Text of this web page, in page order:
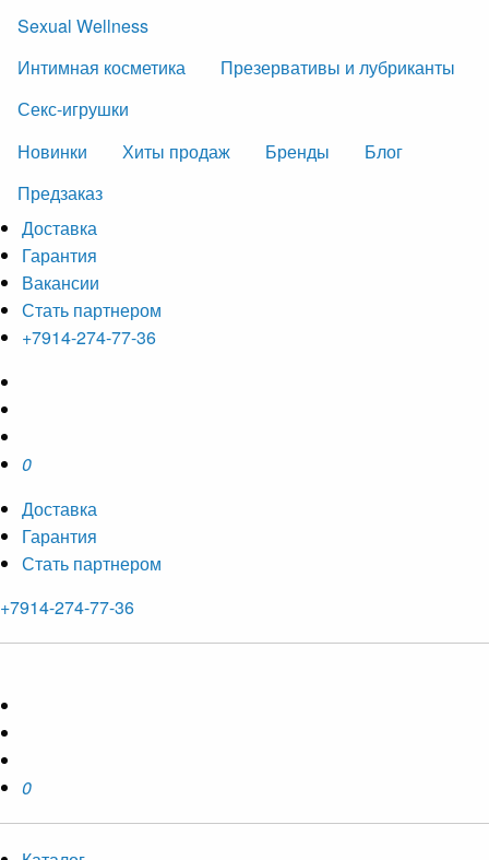
Sexual Wellness
Интимная косметика
Презервативы и лубриканты
Секс-игрушки
Новинки
Хиты продаж Бренды
Блог
Предзаказ
Доставка
Гарантия
Вакансии
Стать партнером
+7914-274-77-36
0
Доставка
Гарантия
Стать партнером
+7914-274-77-36
0